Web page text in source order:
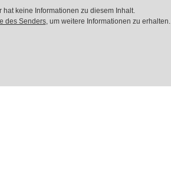
hat keine Informationen zu diesem Inhalt.
des Senders, um weitere Informationen zu erhalten.